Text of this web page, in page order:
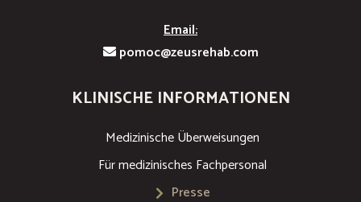
Email:
pomoc@zeusrehab.com
KLINISCHE INFORMATIONEN
Medizinische Überweisungen
Für medizinisches Fachpersonal
Presse